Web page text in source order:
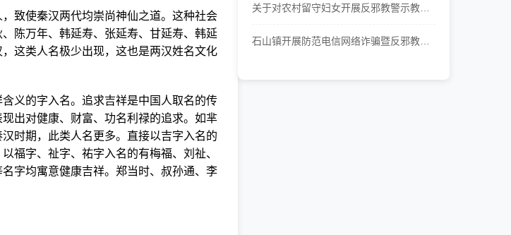
致使秦汉两代均崇尚神仙之道。这种社会
陈万年、韩延寿、张延寿、甘延寿、韩延
这类人名极少出现，这也是两汉姓名文化
义的字入名。追求吉祥是中国人取名的传
出对健康、财富、功名利禄的追求。如芈
时期，此类人名更多。直接以吉字入名的
福字、祉字、祐字入名的有梅福、刘祉、
字均寓意健康吉祥。郑当时、叔孙通、李
关于对农村留守妇女开展反邪教警示教育
石山镇开展防范电信网络诈骗暨反邪教宣